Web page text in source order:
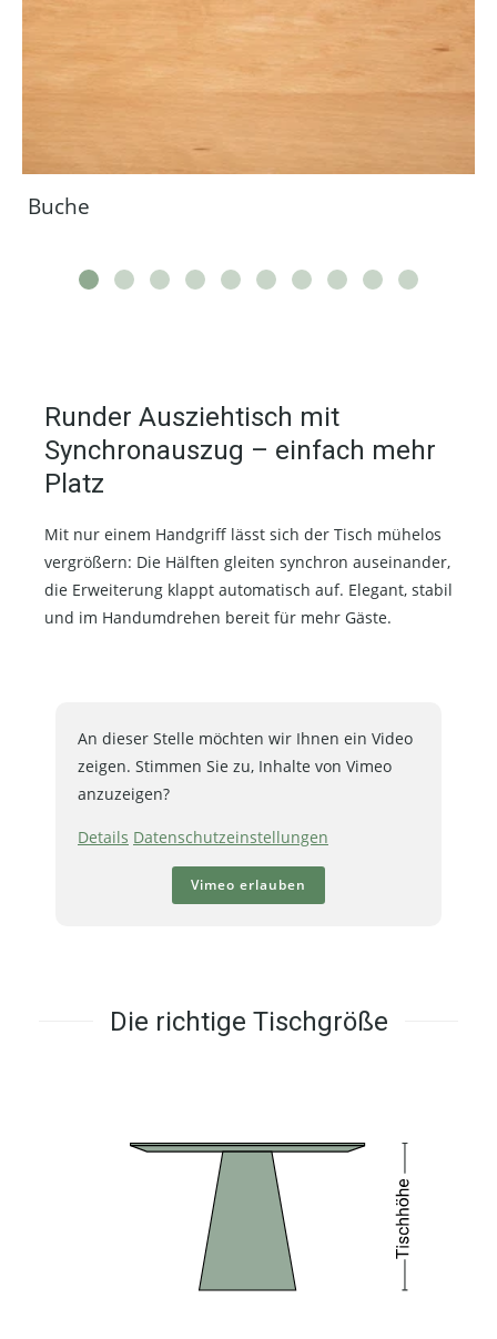
Buche
Runder Ausziehtisch mit
Synchronauszug – einfach mehr
Platz
Mit nur einem Handgriff lässt sich der Tisch mühelos
vergrößern: Die Hälften gleiten synchron auseinander,
die Erweiterung klappt automatisch auf. Elegant, stabil
und im Handumdrehen bereit für mehr Gäste.
An dieser Stelle möchten wir Ihnen ein Video
zeigen. Stimmen Sie zu, Inhalte von Vimeo
anzuzeigen?
Details Datenschutzeinstellungen
Vimeo erlauben
Die richtige Tischgröße